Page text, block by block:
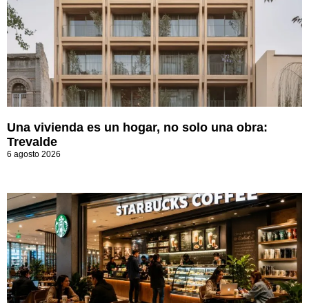
Una vivienda es un hogar, no solo una obra:
Trevalde
6 agosto 2026